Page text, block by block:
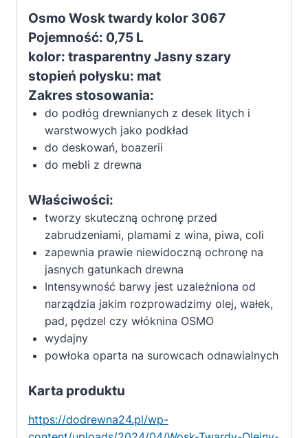
Jasny
szary
0,75
Osmo Wosk twardy kolor 3067
Pojemność: 0,75 L
kolor: trasparentny Jasny szary
stopień połysku: mat
Zakres stosowania:
do podłóg drewnianych z desek litych i
warstwowych jako podkład
do deskowań, boazerii
do mebli z drewna
Właściwości:
tworzy skuteczną ochronę przed
zabrudzeniami, plamami z wina, piwa, coli
zapewnia prawie niewidoczną ochronę na
jasnych gatunkach drewna
Intensywność barwy jest uzależniona od
narządzia jakim rozprowadzimy olej, wałek,
pad, pędzel czy włóknina OSMO
wydajny
powłoka oparta na surowcach odnawialnych
Karta produktu
https://dodrewna24.pl/wp-